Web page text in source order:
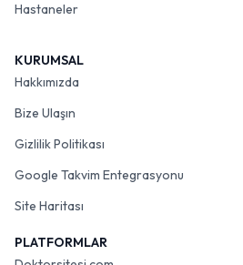
Hastaneler
KURUMSAL
Hakkımızda
Bize Ulaşın
Gizlilik Politikası
Google Takvim Entegrasyonu
Site Haritası
PLATFORMLAR